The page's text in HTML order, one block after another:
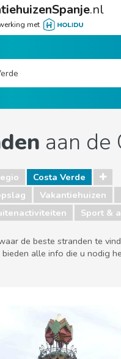
.nl
met
aan de
Costa Verde
Vakantiehuizen
Sport &
de beste stranden te
alle info die u nodig
Kind & Familie